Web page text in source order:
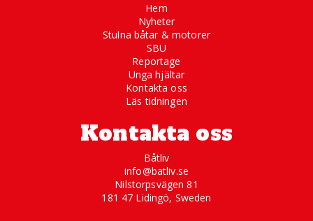
Hem
Nyheter
Stulna båtar & motorer
SBU
Reportage
Unga hjältar
Kontakta oss
Läs tidningen
Kontakta oss
Båtliv
info@batliv.se
Nilstorpsvägen 81
181 47 Lidingö, Sweden